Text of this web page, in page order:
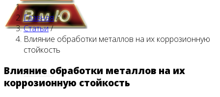
Главная
Главная/
Статьи/
Влияние обработки металлов на их коррозионную
стойкость
Влияние обработки металлов на их
коррозионную стойкость